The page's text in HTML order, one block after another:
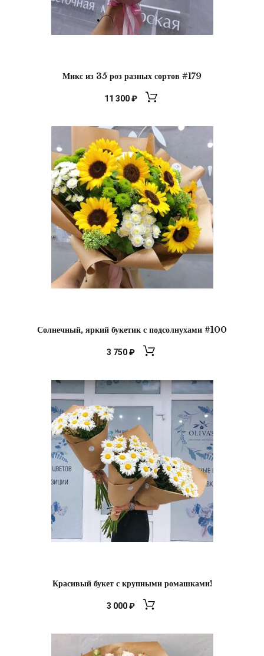
Микс из 35 роз разных сортов #179
11 300₽
Солнечный, яркий букетик с подсолнухами #100
3 750₽
Красивый букет с крупными ромашками!
3 000₽